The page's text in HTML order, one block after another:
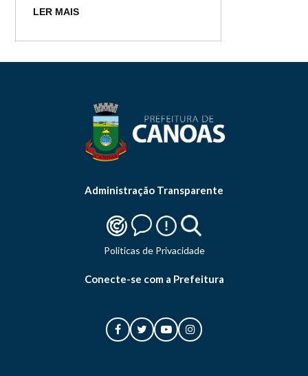
LER MAIS
Administração Transparente
Politicas de Privacidade
Conecte-se com a Prefeitura